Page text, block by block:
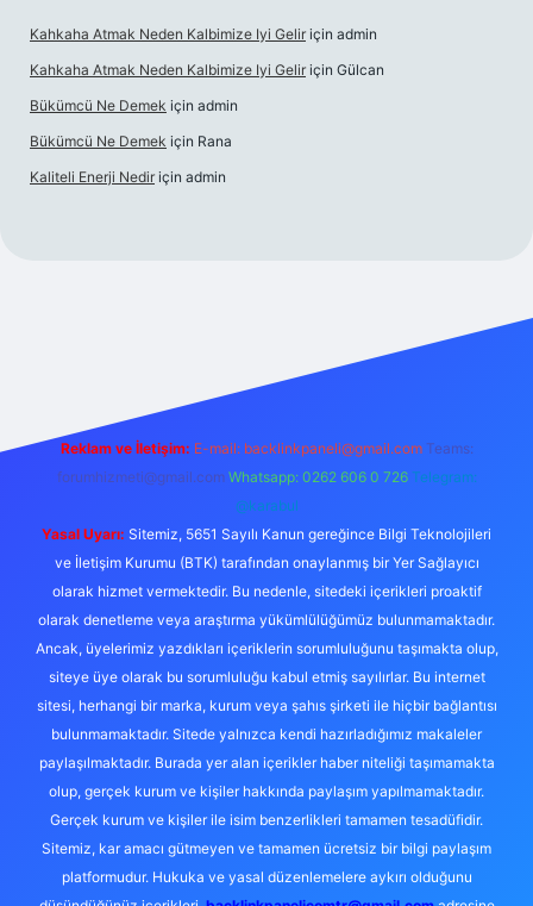
Kahkaha Atmak Neden Kalbimize Iyi Gelir için admin
Kahkaha Atmak Neden Kalbimize Iyi Gelir için Gülcan
Bükümcü Ne Demek için admin
Bükümcü Ne Demek için Rana
Kaliteli Enerji Nedir için admin
Reklam ve İletişim: E-mail: backlinkpaneli@gmail.com Teams:
forumhizmeti@gmail.com Whatsapp: 0262 606 0 726 Telegram:
@karabul
Yasal Uyarı: Sitemiz, 5651 Sayılı Kanun gereğince Bilgi Teknolojileri
ve İletişim Kurumu (BTK) tarafından onaylanmış bir Yer Sağlayıcı
olarak hizmet vermektedir. Bu nedenle, sitedeki içerikleri proaktif
olarak denetleme veya araştırma yükümlülüğümüz bulunmamaktadır.
Ancak, üyelerimiz yazdıkları içeriklerin sorumluluğunu taşımakta olup,
siteye üye olarak bu sorumluluğu kabul etmiş sayılırlar. Bu internet
sitesi, herhangi bir marka, kurum veya şahıs şirketi ile hiçbir bağlantısı
bulunmamaktadır. Sitede yalnızca kendi hazırladığımız makaleler
paylaşılmaktadır. Burada yer alan içerikler haber niteliği taşımamakta
olup, gerçek kurum ve kişiler hakkında paylaşım yapılmamaktadır.
Gerçek kurum ve kişiler ile isim benzerlikleri tamamen tesadüfidir.
Sitemiz, kar amacı gütmeyen ve tamamen ücretsiz bir bilgi paylaşım
platformudur. Hukuka ve yasal düzenlemelere aykırı olduğunu